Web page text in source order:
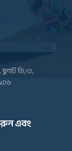
ডি/৩,
এবং